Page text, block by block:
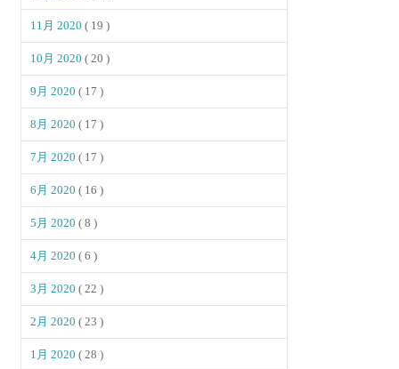
11月 2020( 19 )
10月 2020( 20 )
9月 2020( 17 )
8月 2020( 17 )
7月 2020( 17 )
6月 2020( 16 )
5月 2020( 8 )
4月 2020( 6 )
3月 2020( 22 )
2月 2020( 23 )
1月 2020( 28 )